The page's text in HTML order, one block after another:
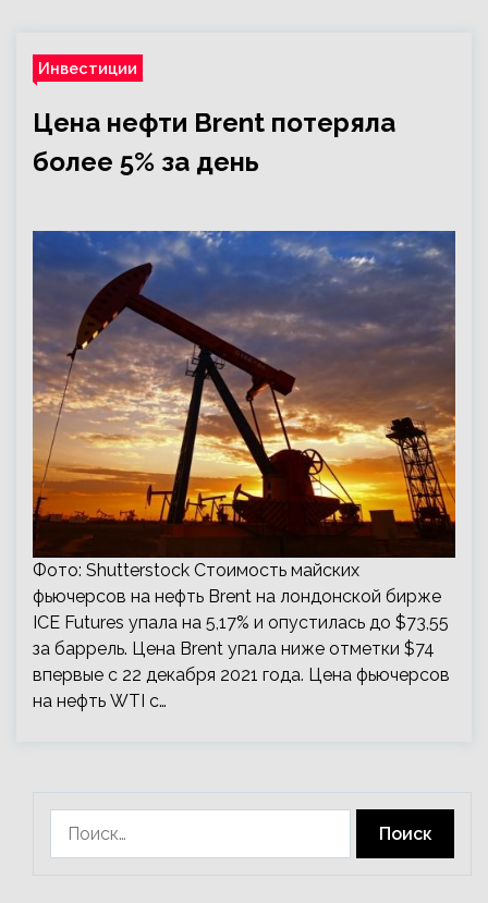
Инвестиции
Цена нефти Brent потеряла
более 5% за день
Фото: Shutterstock Стоимость майских
фьючерсов на нефть Brent на лондонской бирже
ICE Futures упала на 5,17% и опустилась до $73,55
за баррель. Цена Brent упала ниже отметки $74
впервые с 22 декабря 2021 года. Цена фьючерсов
на нефть WTI с…